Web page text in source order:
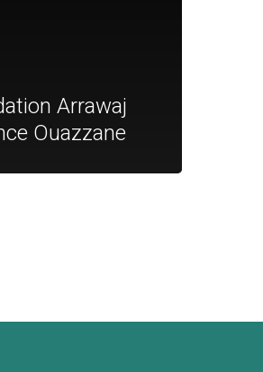
Arrawaj
Ouazzane